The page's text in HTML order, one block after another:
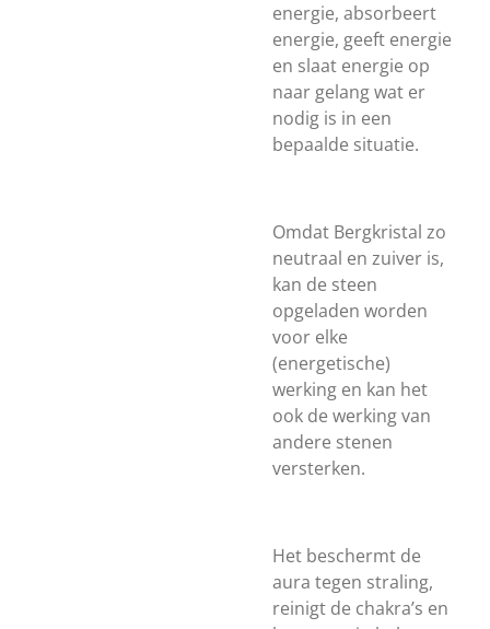
energie, absorbeert
energie, geeft energie
en slaat energie op
naar gelang wat er
nodig is in een
bepaalde situatie.
Omdat Bergkristal zo
neutraal en zuiver is,
kan de steen
opgeladen worden
voor elke
(energetische)
werking en kan het
ook de werking van
andere stenen
versterken.
Het beschermt de
aura tegen straling,
reinigt de chakra’s en